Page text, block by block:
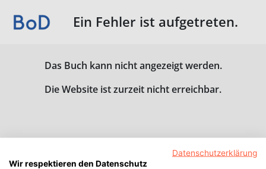
Ein Fehler ist aufgetreten.
Das Buch kann nicht angezeigt werden.
Die Website ist zurzeit nicht erreichbar.
Datenschutzerklärung
Wir respektieren den Datenschutz